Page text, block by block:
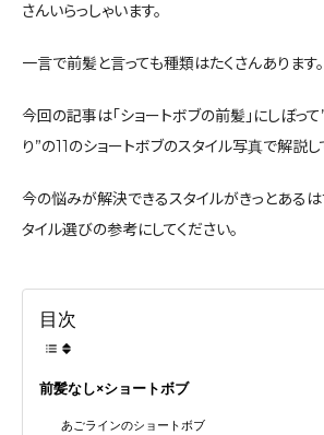
さんいらっしゃいます。
一言で前髪と言っても種類はたくさんあります。
今回の記事は「ショートボブの前髪」にしぼっ
り”の11のショートボブのスタイル写真で解説し
今の悩みが解決できるスタイルがきっとあるは
タイル選びの参考にしてください。
目次
前髪なし×ショートボブ
あごラインのショートボブ